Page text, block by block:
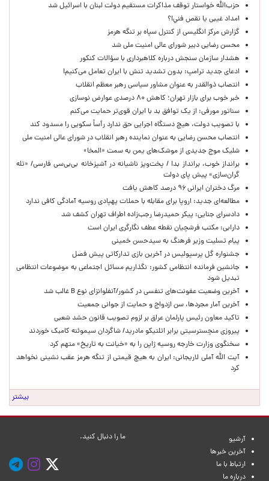
حزب‌الله خواستار توقف مذاکرات مستقیم دولت لبنان با اسرائیل شد
امداد غیبی يا نقص فني!؟
گزارش مرکز انگلیسی از کنترل سپاه بر تنگه هرمز
محسن رضایی دبیر شورای عالی امنیت ملی شد
هشدار سازمان سنجش درباره کلاهبرداری با سؤالات کنکور
ادعای جدید ترامپ: بدون تشدید تنش با ایران تعامل می‌کنیم!
انتصاب ذوالقدر به عنوان مشاور سیاسی رهبر معظم انقلاب
خبر خوب برای بازار تهران؛ کاهش ۸۰ درصدی عوارض نوسازی
سناتور مورفی: از یک توافق بد با ایران قوی‌تر حمایت می‌کنم
با تصویب دولت، هیچ دستگاه اجرایی حق ندارد رأساً سکویی را مسدود کند
انتصاب محسن رضایی به عنوان نماینده رهبر انقلاب در شورای عالی امنیت ملی
شلیک موج جدیدی از موشک‌های یمن به سمت «المخا»
برانداز خوب، برانداز بد! / پخت‌وپز ناشیانه در آشپزخانه‌ بی‌بی‌سی فارسی/ «تله
گران‌سازی» پیش پای دولت
مرگ دختران ایرانی ۹۶ درصد کاهش یافت
مطالعه‌ای جدید: اروپا برای مقابله با حملات پهپادی روسیه آمادگی کافی ندارد
دادسرای جنایی: پیکر حمیدرضا رجب‌زاده اطراف تهران کشف شد
دارابی: مکتب فرشچیان نقطه عطف نگارگری ایران است
پیام تسلیت وزیر فرهنگ به سیدحسن خمینی
جشنواره گل پرسپولیس در آخرین بازی تدارکاتی پیش فصل
جانشین فرمانده انتظامی کشور: نگذاریم مسائل اجتماعی به موضوعات انتظامی
تبدیل شود
آخرین وضعیت عفونت‌های تنفسی در کشور/آنفلوانزای نوع B غالب شد
آخرین آمار مجردها، سن ازدواج و حمایت از جوانی جمعیت
تاکید معاون رئیس پارلمان عراق بر لزوم تصویب قانون حشد شعبی
پیروزی منچسترسیتی برابر اتلتیکو مادرید/ شاگردان سیموئنه کامبک خوردند
سخنگوی وزارت خارجه روسیه ژاپن را به «خیانت به تاریخ» متهم کرد
آیت الله آملی لاریجانی: ایران به هیچ قیمتی از تنگه هرمز عقب نشینی نخواهد
کرد
بیشتر
آرشیو
آخرین خبرها
ارتباط با ما
درباره ما
ما را دنبال کنید.